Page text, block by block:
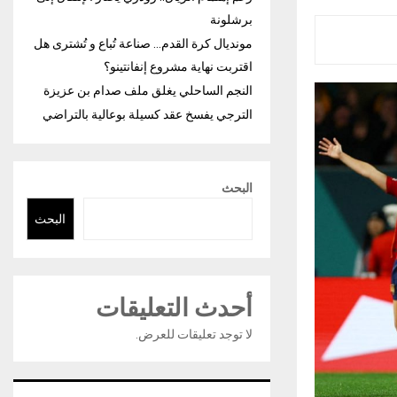
برشلونة
مونديال كرة القدم… صناعة تُباع و تُشترى هل
اقتربت نهاية مشروع إنفانتينو؟
النجم الساحلي يغلق ملف صدام بن عزيزة
الترجي يفسخ عقد كسيلة بوعالية بالتراضي
البحث
البحث
أحدث التعليقات
لا توجد تعليقات للعرض.